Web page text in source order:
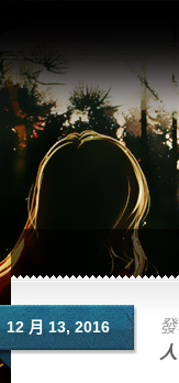
12 月 13, 2016